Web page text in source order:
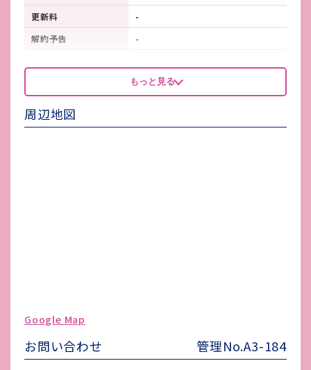
更新料
-
解約予告
-
看板製作費
-
看板使用料・
維持管理費
-
鍵交換費
-
仲介手数料賃料1.1ヵ月分有(借主負
もっと見る
周辺地図
Google Map
お問い合わせ 管理No.A3-184